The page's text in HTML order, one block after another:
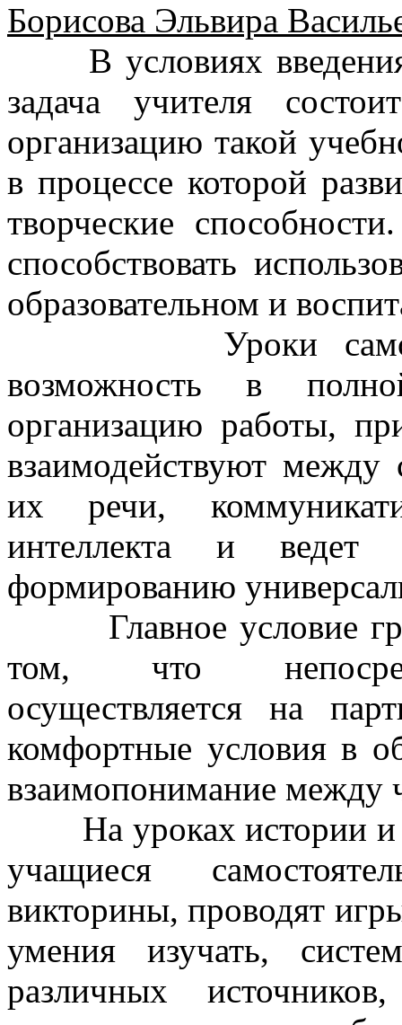
Борисова Эльвира
В условиях введения
задача учителя
организацию такой
в процессе которой
творческие
способствовать
образовательном и
Уроки
возможность в
организацию работы,
взаимодействуют между
их речи,
интеллекта и ведет
формированию
Главное условие
том, что
осуществляется на
комфортные условия в
взаимопонимание между
На уроках истории и
учащиеся
викторины, проводят
умения изучать,
различных